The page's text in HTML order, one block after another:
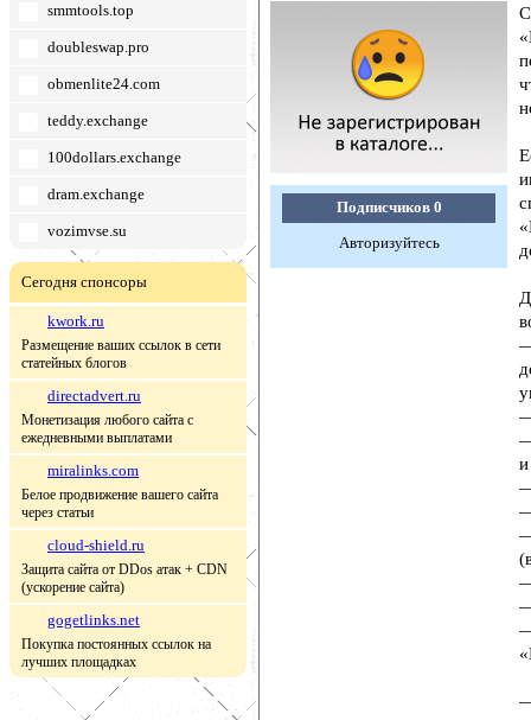
smmtools.top
doubleswap.pro
obmenlite24.com
teddy.exchange
100dollars.exchange
dram.exchange
vozimvse.su
Сегодня спонсоры
kwork.ru
Размещение ваших ссылок в сети
статейных блогов
directadvert.ru
Монетизация любого сайта с
ежедневными выплатами
miralinks.com
Белое продвижение вашего сайта
через статьи
cloud-shield.ru
Защита сайта от DDos атак + CDN
(ускорение сайта)
gogetlinks.net
Покупка постоянных ссылок на
лучших площадках
Подписчиков 0
Авторизуйтесь